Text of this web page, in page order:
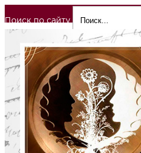
Поиск по сайту